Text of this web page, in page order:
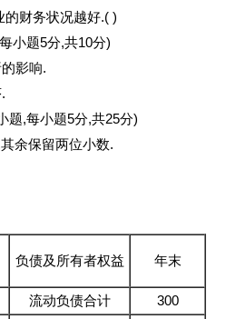
的财务状况越好.( )
小题5分,共10分)
影响.
题,每小题5分,共25分)
余保留两位小数.
负债及所有者权益 年末
流动负债合计
300